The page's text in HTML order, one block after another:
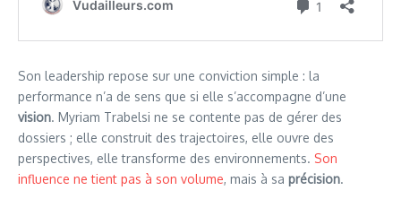
Son leadership repose sur une conviction simple : la
performance n’a de sens que si elle s’accompagne d’une
vision. Myriam Trabelsi ne se contente pas de gérer des
dossiers ; elle construit des trajectoires, elle ouvre des
perspectives, elle transforme des environnements. Son
influence ne tient pas à son volume, mais à sa précision.